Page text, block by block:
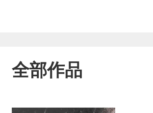
全部作品